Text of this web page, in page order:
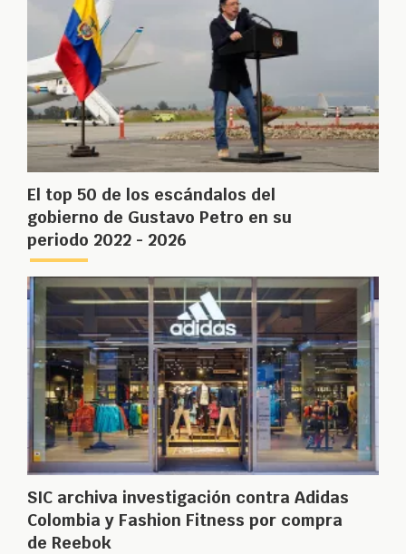
El top 50 de los escándalos del
gobierno de Gustavo Petro en su
periodo 2022 - 2026
SIC archiva investigación contra Adidas
Colombia y Fashion Fitness por compra
de Reebok